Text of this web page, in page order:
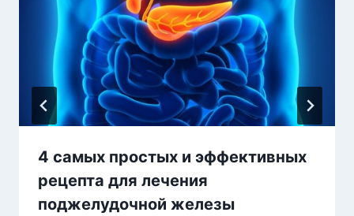
4 самых простых и эффективных
рецепта для лечения
поджелудочной железы